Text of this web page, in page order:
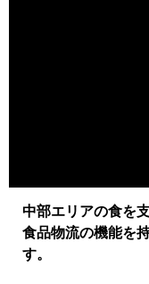
中部エリアの食を
食品物流の機能を
す。